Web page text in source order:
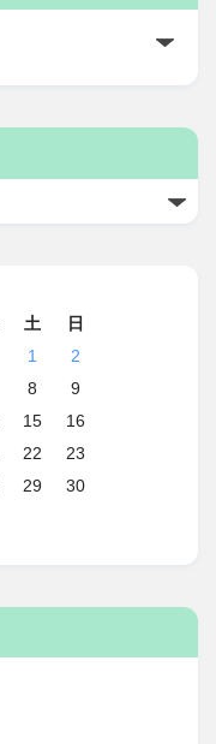
土
日
1
2
8
9
15
16
22
23
29
30